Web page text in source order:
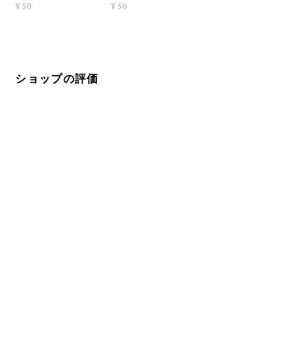
¥50 ¥50
ショップの評価